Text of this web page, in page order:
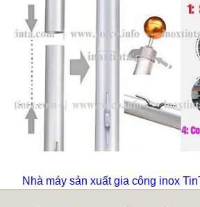
Nhà máy sản xuất gia công inox